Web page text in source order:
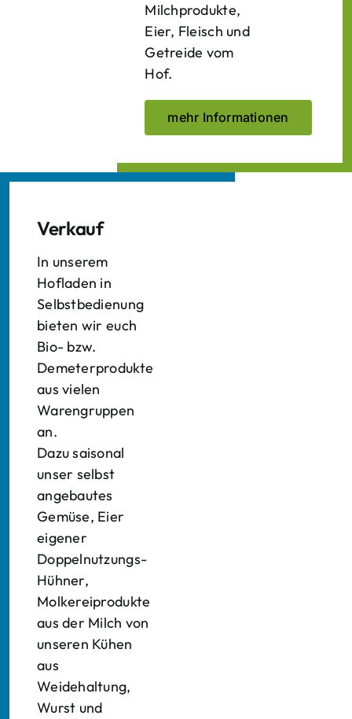
Milchprodukte,
Eier, Fleisch und
Getreide vom
Hof.
mehr Informationen
Verkauf
In unserem
Hofladen in
Selbstbedienung
bieten wir euch
Bio- bzw.
Demeterprodukte
aus vielen
Warengruppen
an.
Dazu saisonal
unser selbst
angebautes
Gemüse, Eier
eigener
Doppelnutzungs-
Hühner,
Molkereiprodukte
aus der Milch von
unseren Kühen
aus
Weidehaltung,
Wurst und